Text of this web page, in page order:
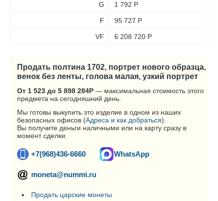
G 1 792 Р
F 95 727 Р
VF 6 208 720 Р
Продать полтина 1702, портрет нового образца,
венок без ленты, голова малая, узкий портрет
От 1 523 до 5 898 284Р — максимальная стоимость этого
предмета на сегодняшний день.
Мы готовы выкупить это изделие в одном из наших
безопасных офисов (Адреса и как добраться).
Вы получите деньги наличными или на карту сразу в
момент сделки.
+7(968)436-6660 WhatsApp
moneta@nummi.ru
Продать царские монеты